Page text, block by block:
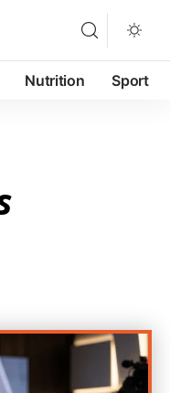
Nutrition Sport